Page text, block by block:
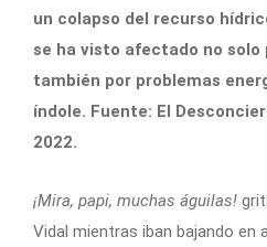
un colapso del recurso
se ha visto afectado no solo
también por problemas
índole. Fuente: El
2022.
¡Mira, papi, muchas águilas!
Vidal mientras iban bajando en